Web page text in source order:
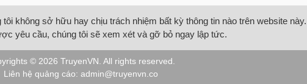
không sở hữu hay chịu trách nhiệm bất kỳ thông tin nào trên website
yêu cầu, chúng tôi sẽ xem xét và gỡ bỏ ngay lập tức.
© 2026 TruyenVN . All rights reserved.
Liên hệ quảng cáo: admin@truyenvn.co